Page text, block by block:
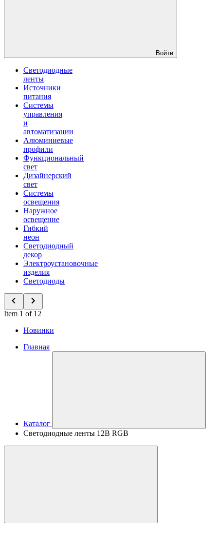
Войти
Светодиодные
ленты
Источники
питания
Системы
управления
и
автоматизации
Алюминиевые
профили
Функциональный
свет
Дизайнерский
свет
Системы
освещения
Наружное
освещение
Гибкий
неон
Светодиодный
декор
Электроустановочные
изделия
Светодиоды
Item 1 of 12
Новинки
Главная
Каталог
Светодиодные ленты 12В RGB